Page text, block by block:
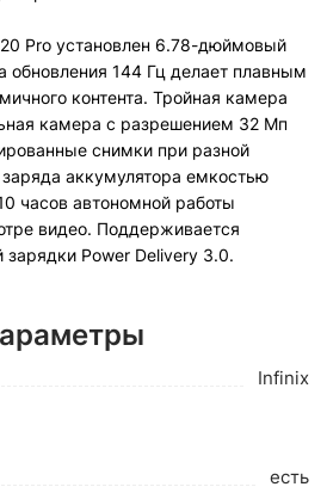
Pro установлен 6.78-дюймовый
обновления 144 Гц делает плавным
контента. Тройная камера
камера с разрешением 32 Мп
снимки при разной
аккумулятора емкостью
часов автономной работы
видео. Поддерживается
зарядки Power Delivery 3.0.
Infinix
есть